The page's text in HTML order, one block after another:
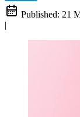
Published: 21
|